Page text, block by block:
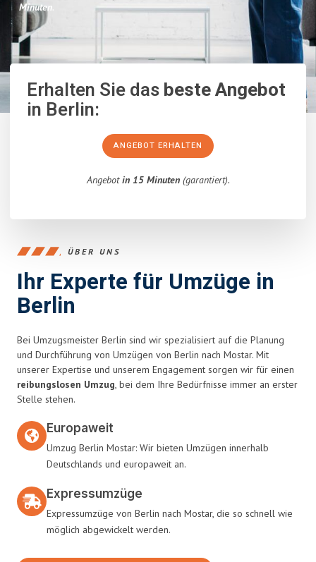
Minuten.
Erhalten Sie dasbeste Angebot
in Berlin:
ANGEBOT ERHALTEN
Angebotin 15 Minuten(garantiert).
ÜBER UNS
Ihr Experte für Umzüge in
Berlin
Bei Umzugsmeister Berlin sind wir spezialisiert auf die Planung
und Durchführung von Umzügen von Berlin nach Mostar. Mit
unserer Expertise und unserem Engagement sorgen wir für einen
reibungslosen Umzug, bei dem Ihre Bedürfnisse immer an erster
Stelle stehen.
Europaweit
Umzug Berlin Mostar: Wir bieten Umzügen innerhalb
Deutschlands und europaweit an.
Expressumzüge
Expressumzüge von Berlin nach Mostar, die so schnell wie
möglich abgewickelt werden.